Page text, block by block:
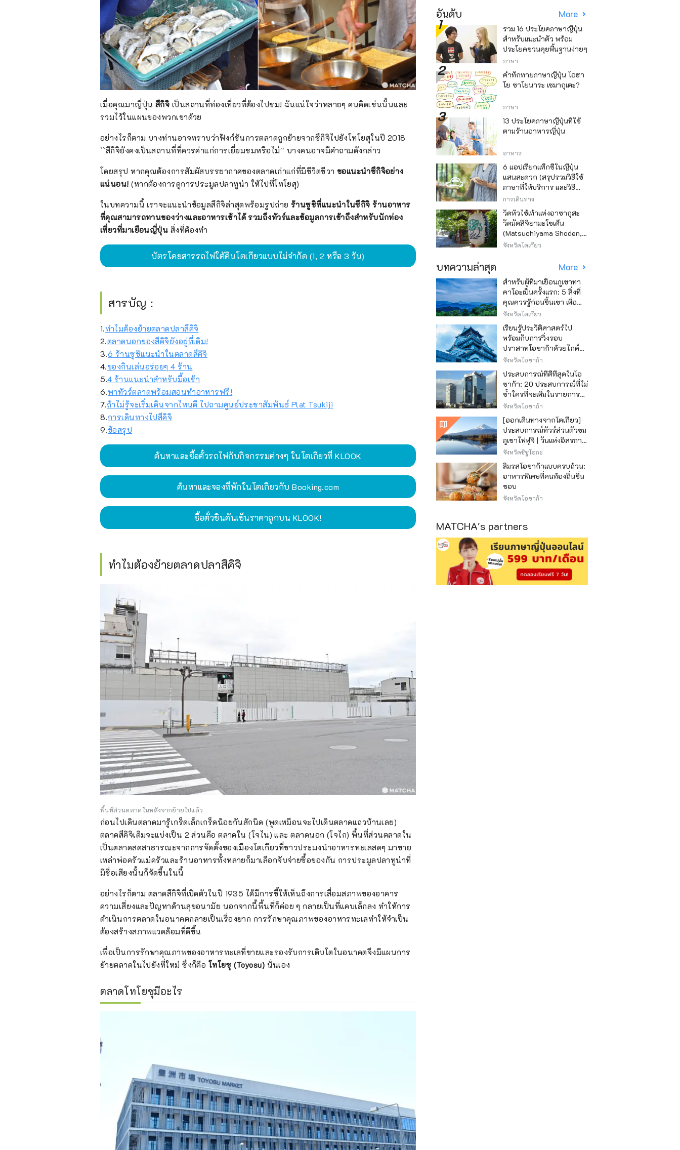
เมื่อคุณมาญี่ปุ่น สึกิจิ เป็นสถานที่ท่องเที่ยวที่ต้องไปชม! ฉันแน่ใจว่าหลายๆ คนคิดเช่นนั้นและ
รวมไว้ในแผนของพวกเขาด้วย
อย่างไรก็ตาม บางท่านอาจทราบว่าฟังก์ชันการตลาดถูกย้ายจากซึกิจิไปยังโทโยสุในปี 2018
``สึกิจิยังคงเป็นสถานที่ที่ควรค่าแก่การเยี่ยมชมหรือไม่'' บางคนอาจมีคำถามดังกล่าว
โดยสรุป หากคุณต้องการสัมผัสบรรยากาศของตลาดเก่าแก่ที่มีชีวิตชีวา ขอแนะนำซึกิจิอย่าง
แน่นอน!(หากต้องการดูการประมูลปลาทูน่า ให้ไปที่โทโยสุ)
ในบทความนี้ เราจะแนะนำข้อมูลสึกิจิล่าสุดพร้อมรูปถ่าย ร้านซูชิที่แนะนำในซึกิจิ ร้านอาหาร
ที่คุณสามารถทานของว่างและอาหารเช้าได้ รวมถึงทัวร์และข้อมูลการเข้าถึงสำหรับนักท่อง
เที่ยวที่มาเยือนญี่ปุ่น สิ่งที่ต้องทำ
บัตรโดยสารรถไฟใต้ดินโตเกียวแบบไม่จำกัด (1, 2 หรือ 3 วัน)
สารบัญ：
1.ทำไมต้องย้ายตลาดปลาสึคิจิ
2.ตลาดนอกของสึคิจิยังอยู่ที่เดิม!
3.6 ร้านซูชิแนะนำในตลาดสึคิจิ
4.ของกินเล่นอร่อยๆ 4 ร้าน
5.4 ร้านแนะนำสำหรับมื้อเช้า
6.พาทัวร์ตลาดพร้อมสอนทำอาหารฟรี!
7.ถ้าไม่รู้จะเริ่มเดินจากไหนดี ไปถามศูนย์ประชาสัมพันธ์ Plat Tsukiji
8.การเดินทางไปสึคิจิ
9.ข้อสรุป
ค้นหาและซื้อตั๋วรถไฟกับกิจกรรมต่างๆ ในโตเกียวที่ KLOOK
ค้นหาและจองที่พักในโตเกียวกับ Booking.com
ซื้อตั๋วชินคันเซ็นราคาถูกบน KLOOK!
ทำไมต้องย้ายตลาดปลาสึคิจิ
พื้นที่ส่วนตลาดในหลังจากย้ายไปแล้ว
ก่อนไปเดินตลาดมารู้เกร็ดเล็กเกร็ดน้อยกันสักนิด (พูดเหมือนจะไปเดินตลาดแถวบ้านเลย)
ตลาดสึคิจิเดิมจะแบ่งเป็น 2 ส่วนคือ ตลาดใน (โจไน) และ ตลาดนอก (โจไก) พื้นที่ส่วนตลาดใน
เป็นตลาดสดสาธารณะจากการจัดตั้งของเมืองโตเกียวที่ชาวประมงนำอาหารทะเลสดๆ มาขาย
เหล่าพ่อครัวแม่ครัวและร้านอาหารทั้งหลายก็มาเลือกจับจ่ายซื้อของกัน การประมูลปลาทูน่าที่
มีชื่อเสียงนั้นก็จัดขึ้นในนี้
อย่างไรก็ตาม ตลาดสึกิจิที่เปิดตัวในปี 1935 ได้มีการชี้ให้เห็นถึงการเสื่อมสภาพของอาคาร
ความเสี่ยงและปัญหาด้านสุขอนามัย นอกจากนี้พื้นที่ก็ค่อย ๆ กลายเป็นที่แคบเล็กลง ทำให้การ
ดำเนินการตลาดในอนาคตกลายเป็นเรื่องยาก การรักษาคุณภาพของอาหารทะเลทำให้จำเป็น
ต้องสร้างสภาพแวดล้อมที่ดีขึ้น
เพื่อเป็นการรักษาคุณภาพของอาหารทะเลที่ขายและรองรับการเติบโตในอนาคตจึงมีแผนการ
ย้ายตลาดในไปยังที่ใหม่ ซึ่งก็คือ โทโยซุ (Toyosu) นั่นเอง
ตลาดโทโยซุมีอะไร
อันดับ More
รวม 16 ประโยคภาษาญี่ปุ่น
สำหรับแนะนำตัว พร้อม
ประโยคชวนคุยพื้นฐานง่ายๆ
ภาษา
คำทักทายภาษาญี่ปุ่น โอฮา
โย ซาโยนาระ เซมากุเตะ?
ภาษา
13 ประโยคภาษาญี่ปุ่นที่ใช้
ตามร้านอาหารญี่ปุ่น
อาหาร
6 แอปเรียกแท็กซี่ในญี่ปุ่น
แสนสะดวก (สรุปรวมวิธีใช้
ภาษาที่ให้บริการ และวิธี
ชำระเงิน)
การเดินทาง
วัดหัวไช้เท้าแห่งอาซากุสะ
วัดมัตสึจิยามะโชเด็น
(Matsuchiyama Shoden,
Asakusa)
จังหวัดโตเกียว
บทความล่าสุด More
สำหรับผู้ที่มาเยือนภูเขาทา
คาโอะเป็นครั้งแรก: 5 สิ่งที่
คุณควรรู้ก่อนขึ้นเขา เพื่อ
ให้การปีนเขาเป็นไปอย่าง
สนุกสนาน
จังหวัดโตเกียว
เรียนรู้ประวัติศาสตร์ไป
พร้อมกับการวิ่งรอบ
ปราสาทโอซาก้าด้วยไกด์
เสียง "วิ่ง วิ่ง เรียนรู้"
จังหวัดโอซาก้า
ประสบการณ์ที่ดีที่สุดในโอ
ซาก้า: 20 ประสบการณ์ที่ไม่
ซ้ำใครที่จะเพิ่มในรายการสิ่ง
ที่อยากทำในการเดินทาง
ของคุณ
จังหวัดโอซาก้า
[ออกเดินทางจากโตเกียว]
ประสบการณ์ทัวร์ส่วนตัวชม
ภูเขาไฟฟูจิ | วันแห่งอิสรภาพ
สุดหรู
จังหวัดชิซูโอกะ
ลิ้มรสโอซาก้าแบบครบถ้วน:
อาหารพิเศษที่คนท้องถิ่นชื่น
ชอบ
จังหวัดโอซาก้า
MATCHA's partners